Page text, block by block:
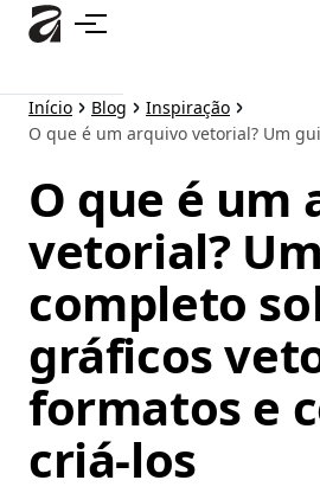
Pular
para
conteúdo
principal
Início Blog
Inspiração
O que é um arquivo vetorial? Um
O que é um
vetorial?
completo
gráficos
formatos e
criá-los